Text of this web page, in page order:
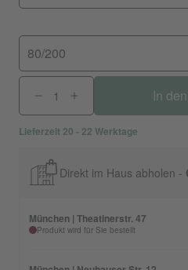
80/200
In
Lieferzeit 20 - 22 Werktage
Direkt im Haus abholen -
München | Theatinerstr. 47
Produkt wird für Sie bestellt